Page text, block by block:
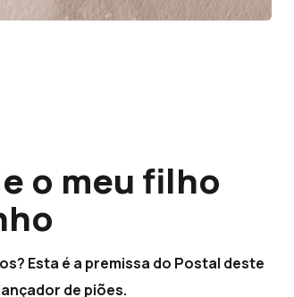
o meu filho
Esta é a premissa do Postal deste
de piões.